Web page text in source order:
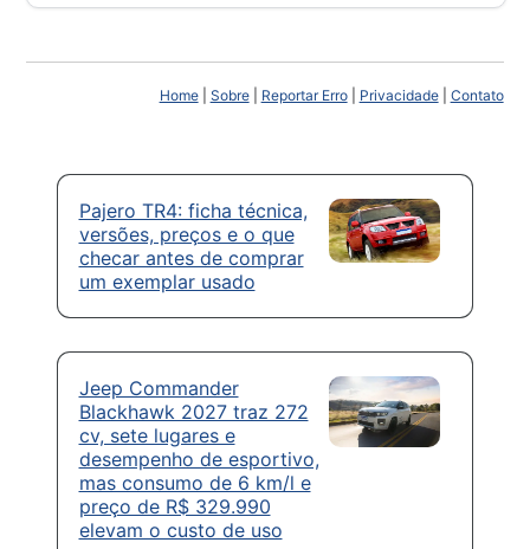
Home| Sobre| Reportar Erro| Privacidade| Contato
Pajero TR4: ficha técnica,
versões, preços e o que
checar antes de comprar
um exemplar usado
Jeep Commander
Blackhawk 2027 traz 272
cv, sete lugares e
desempenho de esportivo,
mas consumo de 6 km/l e
preço de R$ 329.990
elevam o custo de uso